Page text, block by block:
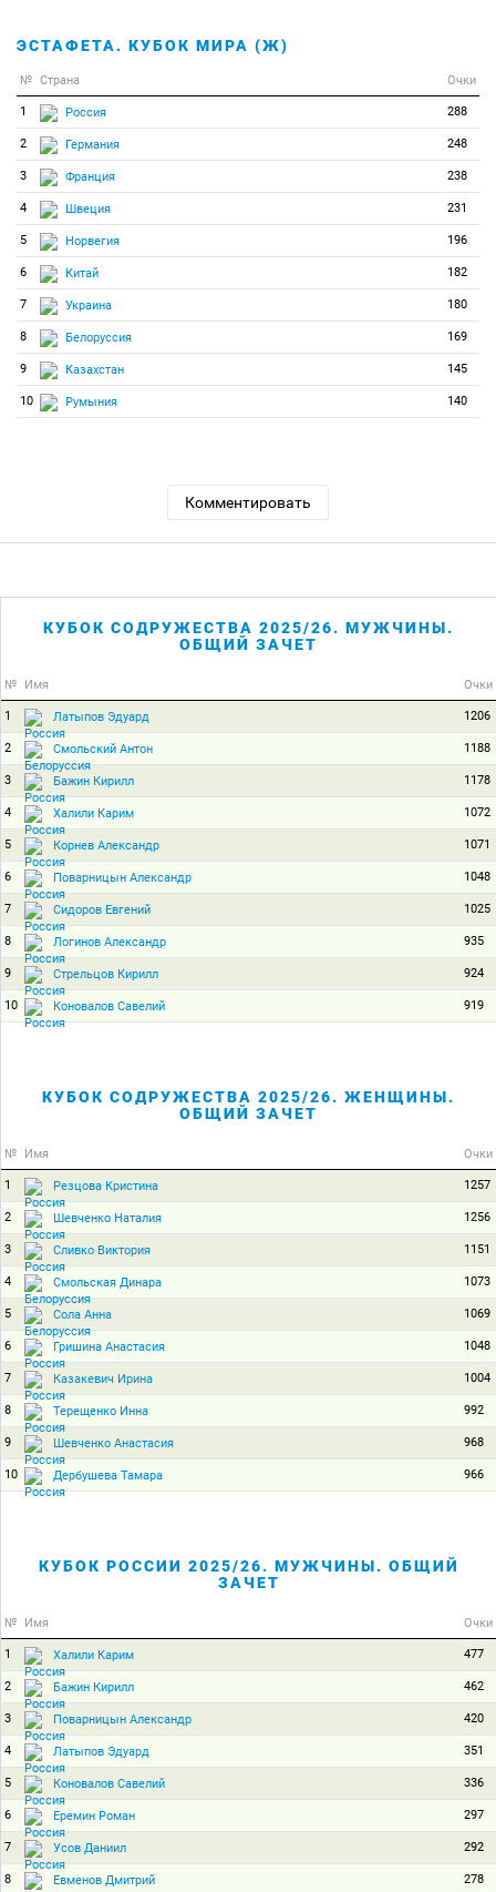
ЭСТАФЕТА. КУБОК МИРА (Ж)
№ Страна Очки
1 Россия 288
2 Германия 248
3 Франция 238
4 Швеция 231
5 Норвегия 196
6 Китай 182
7 Украина 180
8 Белоруссия 169
9 Казахстан 145
10 Румыния 140
Комментировать
КУБОК СОДРУЖЕСТВА 2025/26. МУЖЧИНЫ.
ОБЩИЙ ЗАЧЕТ
№ Имя Очки
1 Латыпов Эдуард 1206
2 Смольский Антон 1188
3 Бажин Кирилл 1178
4 Халили Карим 1072
5 Корнев Александр 1071
6 Поварницын Александр 1048
7 Сидоров Евгений 1025
8 Логинов Александр 935
9 Стрельцов Кирилл 924
10 Коновалов Савелий 919
КУБОК СОДРУЖЕСТВА 2025/26. ЖЕНЩИНЫ.
ОБЩИЙ ЗАЧЕТ
№ Имя Очки
1 Резцова Кристина 1257
2 Шевченко Наталия 1256
3 Сливко Виктория 1151
4 Смольская Динара 1073
5 Сола Анна 1069
6 Гришина Анастасия 1048
7 Казакевич Ирина 1004
8 Терещенко Инна 992
9 Шевченко Анастасия 968
10 Дербушева Тамара 966
КУБОК РОССИИ 2025/26. МУЖЧИНЫ. ОБЩИЙ
ЗАЧЕТ
№ Имя Очки
1 Халили Карим 477
2 Бажин Кирилл 462
3 Поварницын Александр 420
4 Латыпов Эдуард 351
5 Коновалов Савелий 336
6 Еремин Роман 297
7 Усов Даниил 292
8 Евменов Дмитрий 278